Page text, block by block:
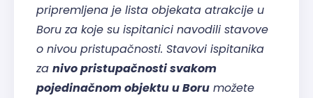
pripremljena je lista objekata atrakcije u
Boru za koje su ispitanici navodili stavove
o nivou pristupačnosti. Stavovi ispitanika
za nivo pristupačnosti svakom
pojedinačnom objektu u Boru možete